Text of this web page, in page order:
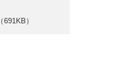
（691KB）